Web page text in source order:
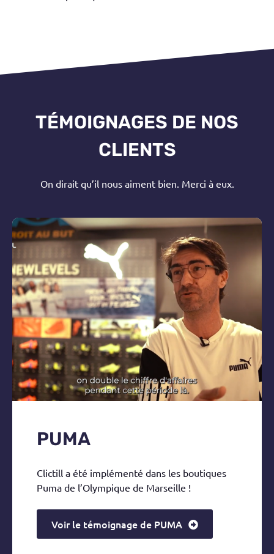
TÉMOIGNAGES DE NOS
CLIENTS
On dirait qu’il nous aiment bien. Merci à eux.
PUMA
Clictill a été implémenté dans les boutiques
Puma de l’Olympique de Marseille !
Voir le témoignage de PUMA